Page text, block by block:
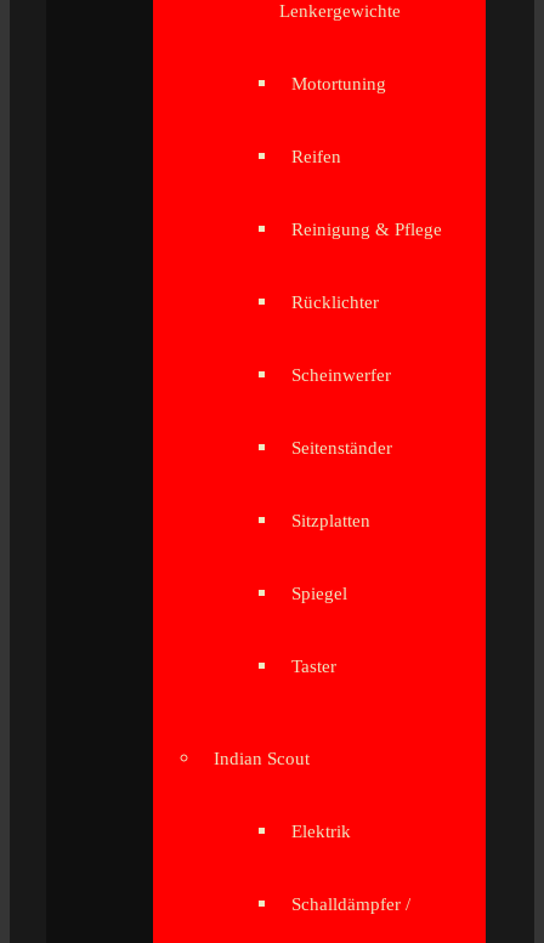
Lenkergewichte
Motortuning
Reifen
Reinigung & Pflege
Rücklichter
Scheinwerfer
Seitenständer
Sitzplatten
Spiegel
Taster
Indian Scout
Elektrik
Schalldämpfer /